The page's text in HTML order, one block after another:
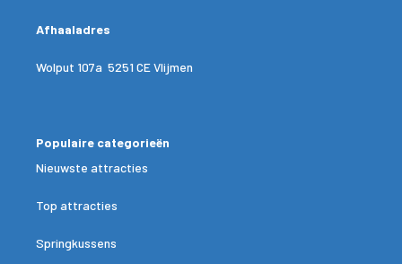
Afhaaladres
Wolput 107a 5251 CE Vlijmen
Populaire categorieën
Nieuwste attracties
Top attracties
Springkussens